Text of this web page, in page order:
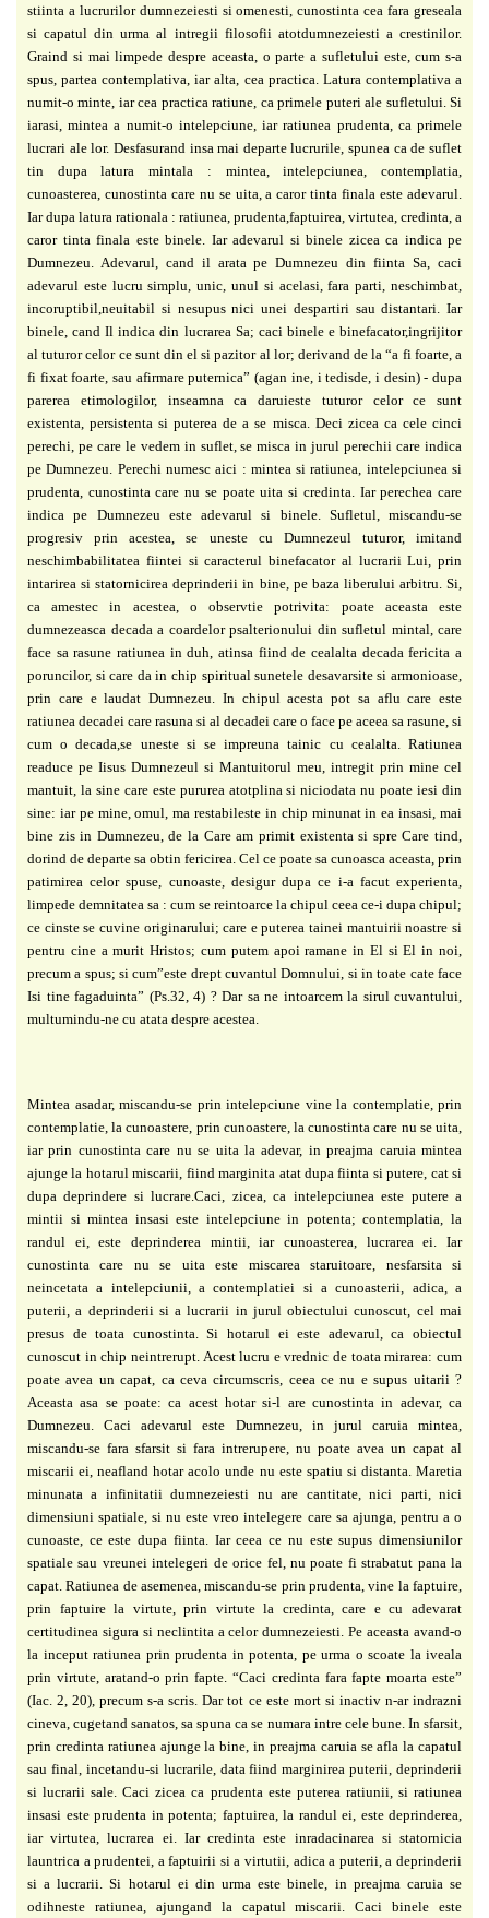
stiinta a lucrurilor dumnezeiesti si omenesti, cunostinta cea fara greseala
si capatul din urma al intregii filosofii atotdumnezeiesti a crestinilor.
Graind si mai limpede despre aceasta, o parte a sufletului este, cum s-a
spus, partea contemplativa, iar alta, cea practica. Latura contemplativa a
numit-o minte, iar cea practica ratiune, ca primele puteri ale sufletului. Si
iarasi, mintea a numit-o intelepciune, iar ratiunea prudenta, ca primele
lucrari ale lor. Desfasurand insa mai departe lucrurile, spunea ca de suflet
tin dupa latura mintala : mintea, intelepciunea, contemplatia,
cunoasterea, cunostinta care nu se uita, a caror tinta finala este adevarul.
Iar dupa latura rationala : ratiunea, prudenta,faptuirea, virtutea, credinta, a
caror tinta finala este binele. Iar adevarul si binele zicea ca indica pe
Dumnezeu. Adevarul, cand il arata pe Dumnezeu din fiinta Sa, caci
adevarul este lucru simplu, unic, unul si acelasi, fara parti, neschimbat,
incoruptibil,neuitabil si nesupus nici unei despartiri sau distantari. Iar
binele, cand Il indica din lucrarea Sa; caci binele e binefacator,ingrijitor
al tuturor celor ce sunt din el si pazitor al lor; derivand de la “a fi foarte, a
fi fixat foarte, sau afirmare puternica” (agan ine, i tedisde, i desin) - dupa
parerea etimologilor, inseamna ca daruieste tuturor celor ce sunt
existenta, persistenta si puterea de a se misca. Deci zicea ca cele cinci
perechi, pe care le vedem in suflet, se misca in jurul perechii care indica
pe Dumnezeu. Perechi numesc aici : mintea si ratiunea, intelepciunea si
prudenta, cunostinta care nu se poate uita si credinta. Iar perechea care
indica pe Dumnezeu este adevarul si binele. Sufletul, miscandu-se
progresiv prin acestea, se uneste cu Dumnezeul tuturor, imitand
neschimbabilitatea fiintei si caracterul binefacator al lucrarii Lui, prin
intarirea si statornicirea deprinderii in bine, pe baza liberului arbitru. Si,
ca amestec in acestea, o observtie potrivita: poate aceasta este
dumnezeasca decada a coardelor psalterionului din sufletul mintal, care
face sa rasune ratiunea in duh, atinsa fiind de cealalta decada fericita a
poruncilor, si care da in chip spiritual sunetele desavarsite si armonioase,
prin care e laudat Dumnezeu. In chipul acesta pot sa aflu care este
ratiunea decadei care rasuna si al decadei care o face pe aceea sa rasune, si
cum o decada,se uneste si se impreuna tainic cu cealalta. Ratiunea
readuce pe Iisus Dumnezeul si Mantuitorul meu, intregit prin mine cel
mantuit, la sine care este pururea atotplina si niciodata nu poate iesi din
sine: iar pe mine, omul, ma restabileste in chip minunat in ea insasi, mai
bine zis in Dumnezeu, de la Care am primit existenta si spre Care tind,
dorind de departe sa obtin fericirea. Cel ce poate sa cunoasca aceasta, prin
patimirea celor spuse, cunoaste, desigur dupa ce i-a facut experienta,
limpede demnitatea sa : cum se reintoarce la chipul ceea ce-i dupa chipul;
ce cinste se cuvine originarului; care e puterea tainei mantuirii noastre si
pentru cine a murit Hristos; cum putem apoi ramane in El si El in noi,
precum a spus; si cum”este drept cuvantul Domnului, si in toate cate face
Isi tine fagaduinta” (Ps.32, 4) ? Dar sa ne intoarcem la sirul cuvantului,
multumindu-ne cu atata despre acestea.
Mintea asadar, miscandu-se prin intelepciune vine la contemplatie, prin
contemplatie, la cunoastere, prin cunoastere, la cunostinta care nu se uita,
iar prin cunostinta care nu se uita la adevar, in preajma caruia mintea
ajunge la hotarul miscarii, fiind marginita atat dupa fiinta si putere, cat si
dupa deprindere si lucrare.Caci, zicea, ca intelepciunea este putere a
mintii si mintea insasi este intelepciune in potenta; contemplatia, la
randul ei, este deprinderea mintii, iar cunoasterea, lucrarea ei. Iar
cunostinta care nu se uita este miscarea staruitoare, nesfarsita si
neincetata a intelepciunii, a contemplatiei si a cunoasterii, adica, a
puterii, a deprinderii si a lucrarii in jurul obiectului cunoscut, cel mai
presus de toata cunostinta. Si hotarul ei este adevarul, ca obiectul
cunoscut in chip neintrerupt. Acest lucru e vrednic de toata mirarea: cum
poate avea un capat, ca ceva circumscris, ceea ce nu e supus uitarii ?
Aceasta asa se poate: ca acest hotar si-l are cunostinta in adevar, ca
Dumnezeu. Caci adevarul este Dumnezeu, in jurul caruia mintea,
miscandu-se fara sfarsit si fara intrerupere, nu poate avea un capat al
miscarii ei, neafland hotar acolo unde nu este spatiu si distanta. Maretia
minunata a infinitatii dumnezeiesti nu are cantitate, nici parti, nici
dimensiuni spatiale, si nu este vreo intelegere care sa ajunga, pentru a o
cunoaste, ce este dupa fiinta. Iar ceea ce nu este supus dimensiunilor
spatiale sau vreunei intelegeri de orice fel, nu poate fi strabatut pana la
capat. Ratiunea de asemenea, miscandu-se prin prudenta, vine la faptuire,
prin faptuire la virtute, prin virtute la credinta, care e cu adevarat
certitudinea sigura si neclintita a celor dumnezeiesti. Pe aceasta avand-o
la inceput ratiunea prin prudenta in potenta, pe urma o scoate la iveala
prin virtute, aratand-o prin fapte. “Caci credinta fara fapte moarta este”
(Iac. 2, 20), precum s-a scris. Dar tot ce este mort si inactiv n-ar indrazni
cineva, cugetand sanatos, sa spuna ca se numara intre cele bune. In sfarsit,
prin credinta ratiunea ajunge la bine, in preajma caruia se afla la capatul
sau final, incetandu-si lucrarile, data fiind marginirea puterii, deprinderii
si lucrarii sale. Caci zicea ca prudenta este puterea ratiunii, si ratiunea
insasi este prudenta in potenta; faptuirea, la randul ei, este deprinderea,
iar virtutea, lucrarea ei. Iar credinta este inradacinarea si statornicia
launtrica a prudentei, a faptuirii si a virtutii, adica a puterii, a deprinderii
si a lucrarii. Si hotarul ei din urma este binele, in preajma caruia se
odihneste ratiunea, ajungand la capatul miscarii. Caci binele este